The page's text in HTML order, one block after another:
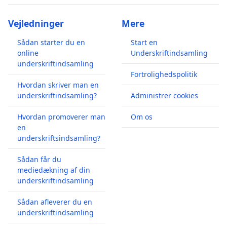
Vejledninger
Sådan starter du en
online
underskriftindsamling
Hvordan skriver man en
underskriftindsamling?
Hvordan promoverer man
en
underskriftsindsamling?
Sådan får du
mediedækning af din
underskriftindsamling
Sådan afleverer du en
underskriftindsamling
Mere
Start en
Underskriftindsamling
Fortrolighedspolitik
Administrer cookies
Om os